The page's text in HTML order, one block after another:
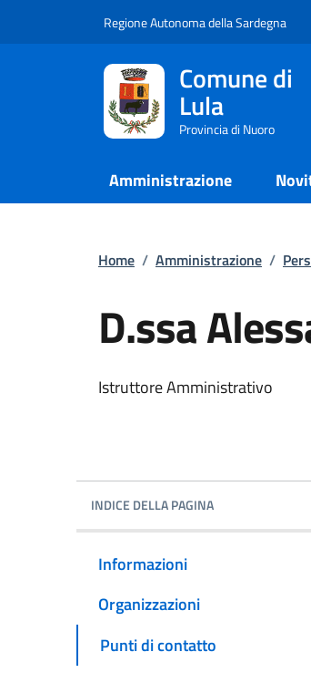
Regione Autonoma della Sardegna
Comune di
Lula
Provincia di Nuoro
Amministrazione
Home / Amministrazione /
D.ssa
Istruttore Amministrativo
INDICE DELLA PAGINA
Informazioni
Organizzazioni
Punti di contatto